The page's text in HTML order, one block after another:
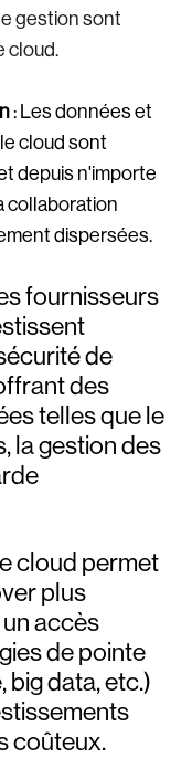
gestion sont
cloud.
: Les données et
cloud sont
depuis n'importe
collaboration
dispersées.
fournisseurs
de
des
telles que le
la gestion des
cloud permet
plus
accès
de pointe
big data, etc.)
coûteux.